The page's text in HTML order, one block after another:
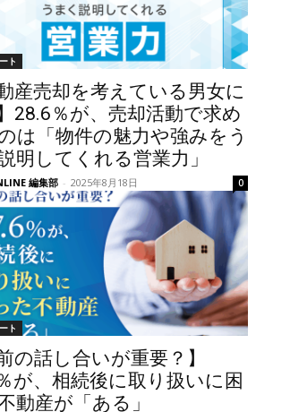
ト
動産売却を考えている男女に
28.6％が、売却活動で求め
は「物件の魅力や強みをう
明してくれる営業力」
編集部 - 2025年8月18日 0
ト
の話し合いが重要？】
が、相続後に取り扱いに困
動産が「ある」